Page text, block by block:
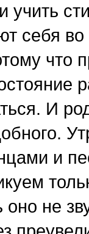
учить
себя
что
И
и
не